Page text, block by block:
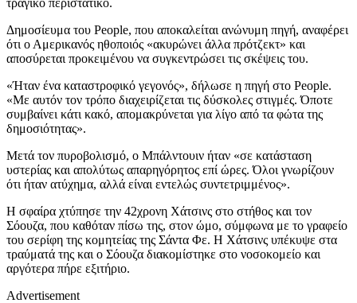
Δημοσίευμα του People, που αποκαλείται ανώνυμη πηγή, αναφέρει
ότι ο Αμερικανός ηθοποιός «ακυρώνει άλλα πρότζεκτ» και
αποσύρεται προκειμένου να συγκεντρώσει τις σκέψεις του.
«Ήταν ένα καταστροφικό γεγονός», δήλωσε η πηγή στο People.
«Με αυτόν τον τρόπο διαχειρίζεται τις δύσκολες στιγμές. Όποτε
συμβαίνει κάτι κακό, απομακρύνεται για λίγο από τα φώτα της
δημοσιότητας».
Μετά τον πυροβολισμό, ο Μπάλντουιν ήταν «σε κατάσταση
υστερίας και απολύτως απαρηγόρητος επί ώρες. Όλοι γνωρίζουν
ότι ήταν ατύχημα, αλλά είναι εντελώς συντετριμμένος».
Η σφαίρα χτύπησε την 42χρονη Χάτσινς στο στήθος και τον
Σόουζα, που καθόταν πίσω της, στον ώμο, σύμφωνα με το γραφείο
του σερίφη της κομητείας της Σάντα Φε. Η Χάτσινς υπέκυψε στα
τραύματά της και ο Σόουζα διακομίστηκε στο νοσοκομείο και
αργότερα πήρε εξιτήριο.
Advertisement